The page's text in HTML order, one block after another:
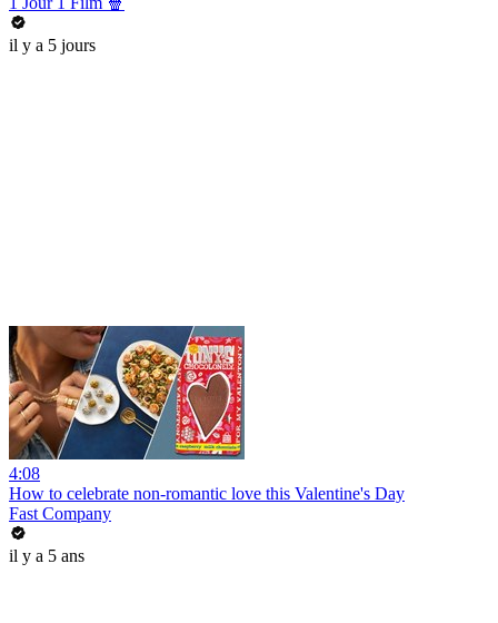
il y a 5 jours
4:08
How to celebrate non-romantic love this Valentine's Day
Fast Company
il y a 5 ans